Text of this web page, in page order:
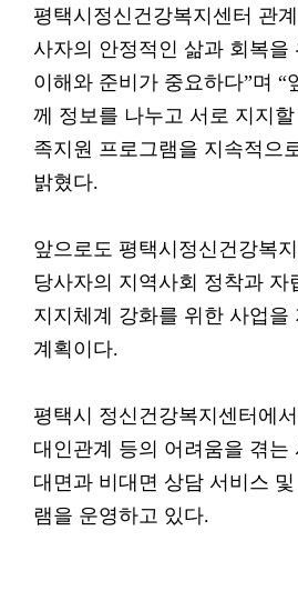
평택시정신건강복지센터 관
사자의 안정적인 삶과 회복을
이해와 준비가 중요하다”며 “
께 정보를 나누고 서로 지지
족지원 프로그램을 지속적으
밝혔다.
앞으로도 평택시정신건강복
당사자의 지역사회 정착과 자
지지체계 강화를 위한 사업을
계획이다.
평택시 정신건강복지센터에
대인관계 등의 어려움을 겪는
대면과 비대면 상담 서비스
램을 운영하고 있다.